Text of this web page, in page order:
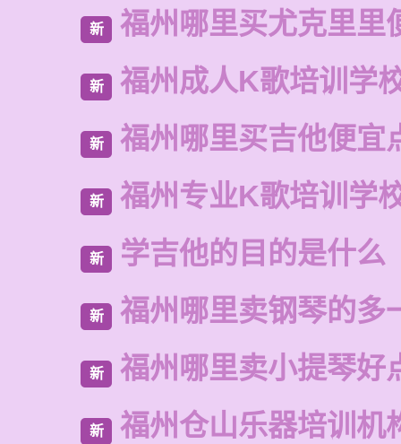
新 福州哪里买尤克里里
新 福州成人K歌培训学
新 福州哪里买吉他便宜
新 福州专业K歌培训学
新 学吉他的目的是什么
新 福州哪里卖钢琴的多
新 福州哪里卖小提琴好
新 福州仓山乐器培训机